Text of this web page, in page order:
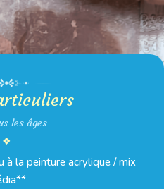
les âges
❖
à la peinture acrylique / mix